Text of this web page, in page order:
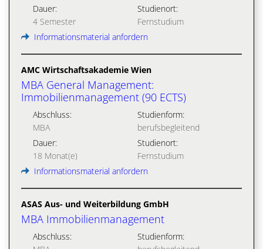
Dauer:
4 Semester
Studienort:
Fernstudium
Informationsmaterial anfordern
AMC Wirtschaftsakademie Wien
MBA General Management:
Immobilienmanagement (90 ECTS)
Abschluss:
MBA
Studienform:
berufsbegleitend
Dauer:
18 Monat(e)
Studienort:
Fernstudium
Informationsmaterial anfordern
ASAS Aus- und Weiterbildung GmbH
MBA Immobilienmanagement
Abschluss:
Studienform: